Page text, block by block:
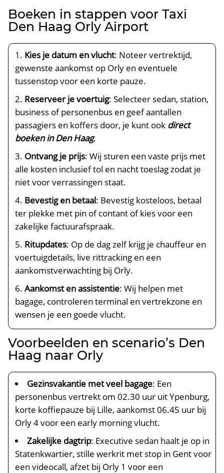
Boeken in stappen voor Taxi
Den Haag Orly Airport
Kies je datum en vlucht: Noteer vertrektijd,
gewenste aankomst op Orly en eventuele
tussenstop voor een korte pauze.
Reserveer je voertuig: Selecteer sedan, station,
business of personenbus en geef aantallen
passagiers en koffers door, je kunt ook direct
boeken in Den Haag.
Ontvang je prijs: Wij sturen een vaste prijs met
alle kosten inclusief tol en nacht toeslag zodat je
niet voor verrassingen staat.
Bevestig en betaal: Bevestig kosteloos, betaal
ter plekke met pin of contant of kies voor een
zakelijke factuurafspraak.
Ritupdates: Op de dag zelf krijg je chauffeur en
voertuigdetails, live rittracking en een
aankomstverwachting bij Orly.
Aankomst en assistentie: Wij helpen met
bagage, controleren terminal en vertrekzone en
wensen je een goede vlucht.
Voorbeelden en scenario’s Den
Haag naar Orly
Gezinsvakantie met veel bagage: Een
personenbus vertrekt om 02.30 uur uit Ypenburg,
korte koffiepauze bij Lille, aankomst 06.45 uur bij
Orly 4 voor een early morning vlucht.
Zakelijke dagtrip: Executive sedan haalt je op in
Statenkwartier, stille werkrit met stop in Gent voor
een videocall, afzet bij Orly 1 voor een